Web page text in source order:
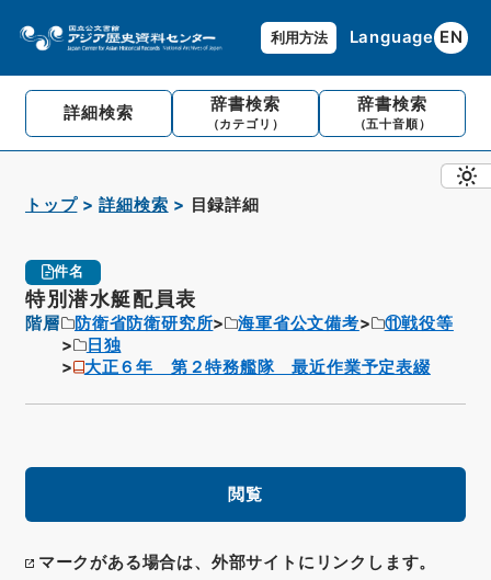
利用方法 Language EN
詳細検索 辞書検索
（カテゴリ）
辞書検索
（五十音順）
トップ 詳細検索 目録詳細
件名
特別潜水艇配員表
階層 防衛省防衛研究所 海軍省公文備考
⑪戦役等
日独
大正６年 第２特務艦隊 最近作業予定表綴
閲覧
マークがある場合は、外部サイトにリンクします。